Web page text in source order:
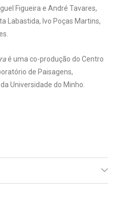
Figueira e André Tavares,
Labastida, Ivo Poças Martins,
é uma co-produção do Centro
de Paisagens,
Universidade do Minho.